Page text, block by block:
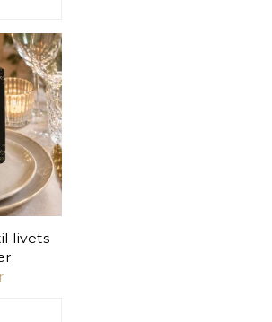
livets